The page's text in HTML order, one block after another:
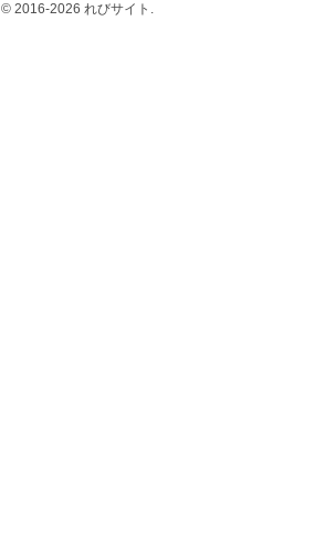
© 2016-2026 れびサイト.